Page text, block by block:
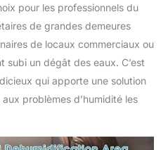
pour les professionnels du
de grandes demeures
de locaux commerciaux ou
subi un dégât des eaux. C’est
qui apporte une solution
problèmes d’humidité les